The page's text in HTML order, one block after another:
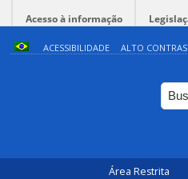
Acesso à informação
ACESSIBILIDADE ALTO
Área Restrita